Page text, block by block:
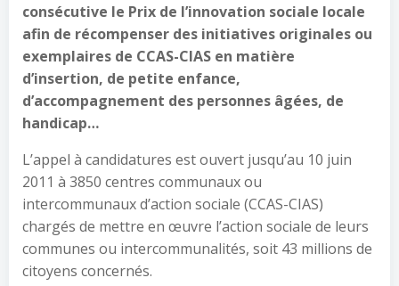
consécutive le Prix de l’innovation sociale locale
afin de récompenser des initiatives originales ou
exemplaires de CCAS-CIAS en matière
d’insertion, de petite enfance,
d’accompagnement des personnes âgées, de
handicap…
L’appel à candidatures est ouvert jusqu’au 10 juin
2011 à 3850 centres communaux ou
intercommunaux d’action sociale (CCAS-CIAS)
chargés de mettre en œuvre l’action sociale de leurs
communes ou intercommunalités, soit 43 millions de
citoyens concernés.